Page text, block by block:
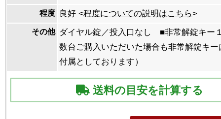
程度 良好 <程度についての説明はこちら>
その他 ダイヤル錠／投入口なし ■非常解錠キー
数台ご購入いただいた場合も非常解錠キ
付属としております）
送料の目安を計算する